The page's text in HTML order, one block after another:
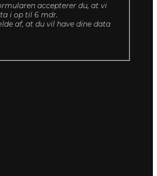
accepterer du, at vi
i op til 6 mdr.
af, at du vil have dine data